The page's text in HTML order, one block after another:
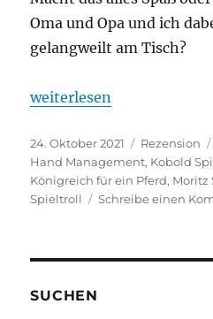
Oma und Opa und ich
gelangweilt am Tisch?
„Mein Königreich für ein
weiterlesen
Veröffentlicht
am
24. Oktober 2021 Kategorien
Rezension
Hand Management, Kobold
Königreich für ein Pferd, Moritz
Spieltroll
Schreibe einen
SUCHEN